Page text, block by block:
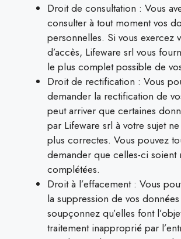
Droit de consultation : Vous
consulter à tout moment vos
personnelles. Si vous exercez
d’accès, Lifeware srl vous
le plus complet possible de
Droit de rectification : Vous
demander la rectification de
peut arriver que certaines
par Lifeware srl à votre sujet
plus correctes. Vous pouvez
demander que celles-ci soient
complétées.
Droit à l’effacement : Vous
la suppression de vos
soupçonnez qu’elles font
traitement inapproprié par